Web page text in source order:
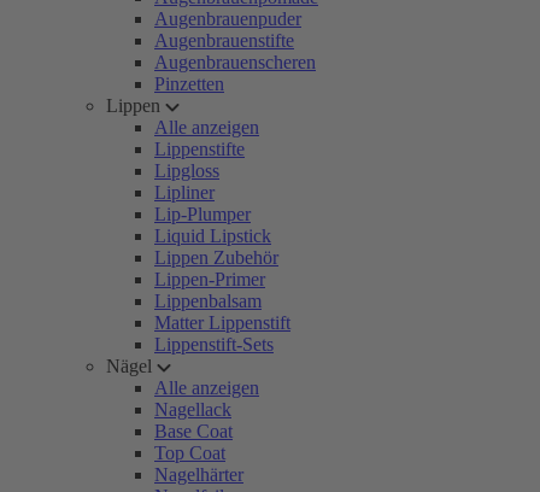
Augenbrauenpuder
Augenbrauenstifte
Augenbrauenscheren
Pinzetten
Lippen
Alle anzeigen
Lippenstifte
Lipgloss
Lipliner
Lip-Plumper
Liquid Lipstick
Lippen Zubehör
Lippen-Primer
Lippenbalsam
Matter Lippenstift
Lippenstift-Sets
Nägel
Alle anzeigen
Nagellack
Base Coat
Top Coat
Nagelhärter